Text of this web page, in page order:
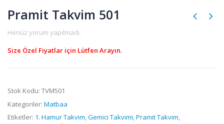
Pramit Takvim 501
Henüz yorum yapılmadı.
Size Özel Fiyatlar için Lütfen Arayın.
Stok Kodu: TVM501
Kategoriler: Matbaa
Etiketler: 1. Hamur Takvim,Gemici Takvimi,Pramit Takvim,